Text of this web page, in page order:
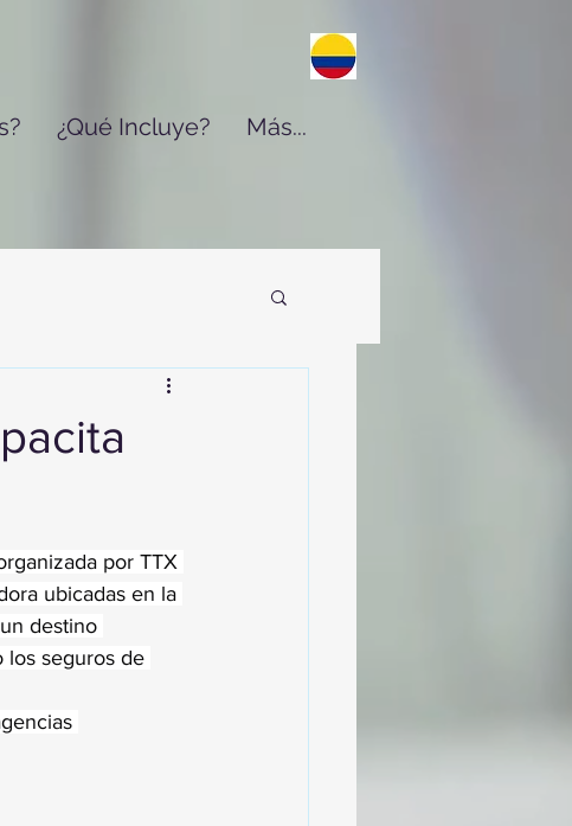
¿Qué Incluye? Más...
por TTX
ubicadas en la
destino
los seguros de